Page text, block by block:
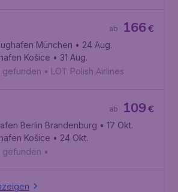
€
166
ab
München • 24 Aug.
Košice • 31 Aug.
gefunden • LOT Polish Airlines
€
109
ab
Berlin Brandenburg • 17 Okt.
Košice • 24 Okt.
gefunden •